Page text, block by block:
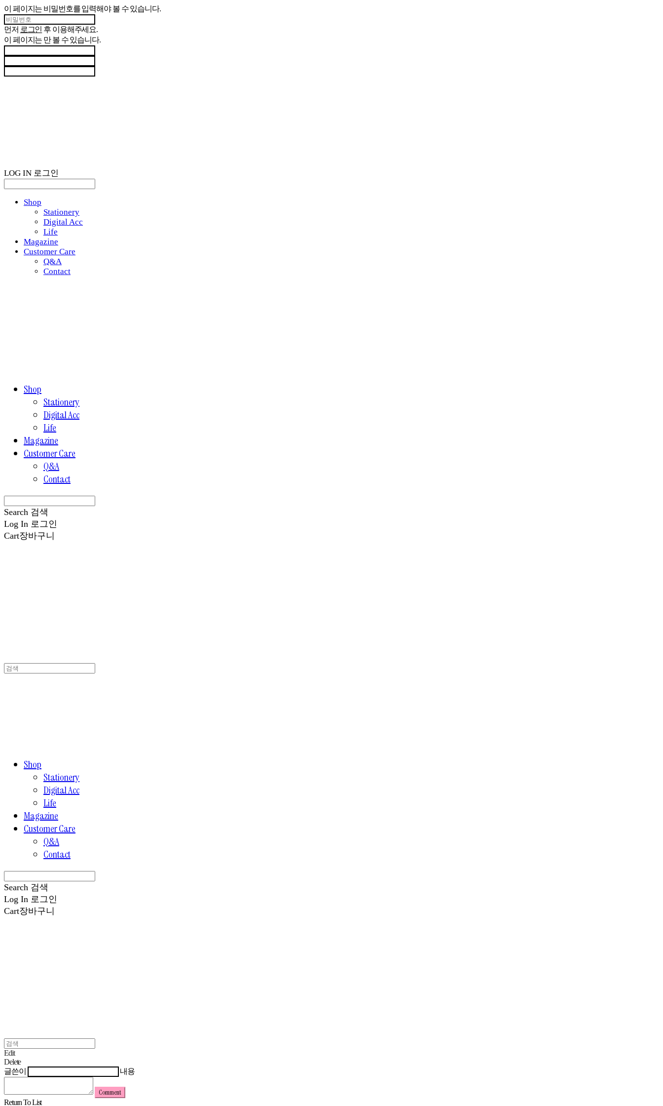
이 페이지는 비밀번호를 입력해야 볼 수 있습니다.
먼저 로그인 후 이용해주세요.
이 페이지는 만 볼 수 있습니다.
LOG IN 로그인
Shop
Stationery
Digital Acc
Life
Magazine
Customer Care
Q&A
Contact
Shop
Stationery
Digital Acc
Life
Magazine
Customer Care
Q&A
Contact
Search 검색
Log In 로그인
Cart장바구니
Shop
Stationery
Digital Acc
Life
Magazine
Customer Care
Q&A
Contact
Search 검색
Log In 로그인
Cart장바구니
Edit
Delete
글쓴이
내용
Comment
Return To List